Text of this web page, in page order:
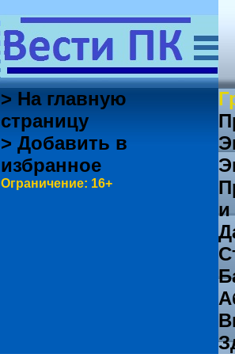
> На главную
страницу
> Добавить в
избранное
Ограничение: 16+